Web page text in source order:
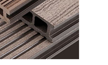
10%